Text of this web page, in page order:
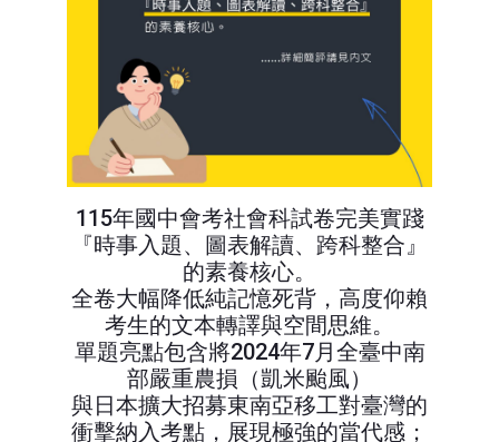
115年國中會考社會科試卷完美實踐
『時事入題、圖表解讀、跨科整合』
的素養核心。
全卷大幅降低純記憶死背，高度仰賴
考生的文本轉譯與空間思維。
單題亮點包含將2024年7月全臺中南
部嚴重農損（凱米颱風）
與日本擴大招募東南亞移工對臺灣的
衝擊納入考點，展現極強的當代感；